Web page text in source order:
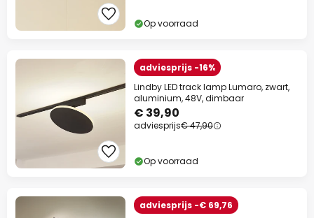
Op voorraad
adviesprijs -16%
Lindby LED track lamp Lumaro, zwart,
aluminium, 48V, dimbaar
€ 39,90
adviesprijs€ 47,90
Op voorraad
adviesprijs -€ 69,76